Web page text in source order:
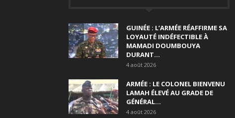
GUINÉE : L’ARMÉE RÉAFFIRME SA
LOYAUTÉ INDÉFECTIBLE À
MAMADI DOUMBOUYA
DURANT...
4 août 2026
ARMÉE : LE COLONEL BIENVENU
LAMAH ÉLEVÉ AU GRADE DE
GÉNÉRAL...
4 août 2026